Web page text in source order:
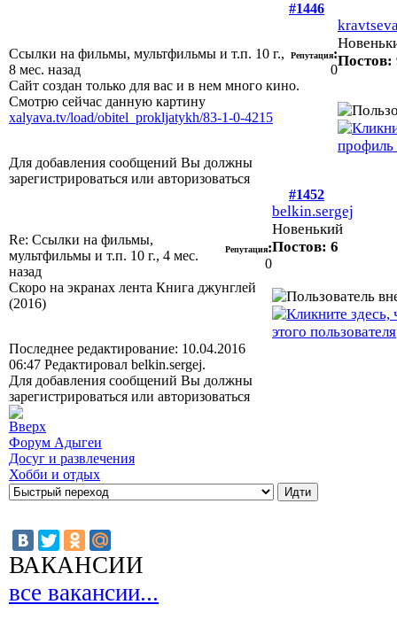
#1446
Ссылки на фильмы, мультфильмы и т.п. 10 г.,
8 мес. назад
Репутация:
0
Сайт создан только для вас и в нем много кино.
Смотрю сейчас данную картину
xalyava.tv/load/obitel_prokljatykh/83-1-0-4215
Постов:
Для добавления сообщений Вы должны
зарегистрироваться или авторизоваться
#1452
Re: Ссылки на фильмы,
мультфильмы и т.п. 10 г., 4 мес.
назад
Репутация:
0
Скоро на экранах лента Книга джунглей
(2016)
belkin.sergej
Новенький
Постов: 6
Последнее редактирование: 10.04.2016
06:47 Редактировал belkin.sergej.
Для добавления сообщений Вы должны
зарегистрироваться или авторизоваться
Форум Адыгеи
Досуг и развлечения
Хобби и отдых
ВАКАНСИИ
все вакансии...